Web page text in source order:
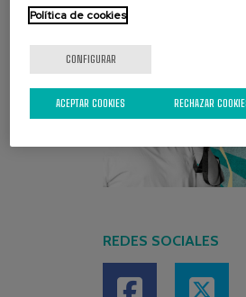
REDES SOCIALES
Política de cookies
CONFIGURAR
RECHAZAR
ACEPTAR COOKIES